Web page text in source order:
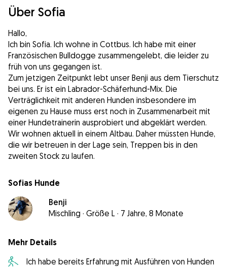
Über Sofia
Hallo,
Ich bin Sofia. Ich wohne in Cottbus. Ich habe mit einer
Französischen Bulldogge zusammengelebt, die leider zu
früh von uns gegangen ist.
Zum jetzigen Zeitpunkt lebt unser Benji aus dem Tierschutz
bei uns. Er ist ein Labrador-Schäferhund-Mix. Die
Verträglichkeit mit anderen Hunden insbesondere im
eigenen zu Hause muss erst noch in Zusammenarbeit mit
einer Hundetrainerin ausprobiert und abgeklärt werden.
Wir wohnen aktuell in einem Altbau. Daher müssten Hunde,
die wir betreuen in der Lage sein, Treppen bis in den
zweiten Stock zu laufen.
Sofias Hunde
Benji
Mischling · Größe L · 7 Jahre, 8 Monate
Mehr Details
Ich habe bereits Erfahrung mit Ausführen von Hunden